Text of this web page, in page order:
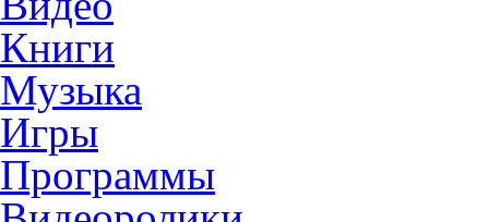
Книги
Музыка
Игры
Программы